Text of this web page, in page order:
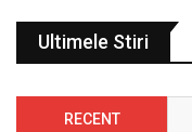
Ultimele Stiri
RECENT